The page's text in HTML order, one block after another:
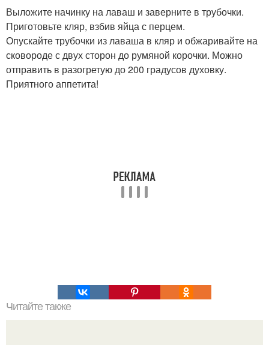
Выложите начинку на лаваш и заверните в трубочки.
Приготовьте кляр, взбив яйца с перцем.
Опускайте трубочки из лаваша в кляр и обжаривайте на
сковороде с двух сторон до румяной корочки. Можно
отправить в разогретую до 200 градусов духовку.
Приятного аппетита!
Читайте также